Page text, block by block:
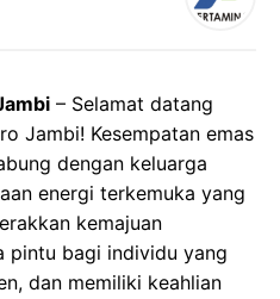
– Selamat datang
Jambi! Kesempatan emas
dengan keluarga
energi terkemuka yang
kemajuan
pintu bagi individu yang
dan memiliki keahlian